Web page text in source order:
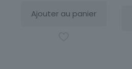
Ajouter au panier